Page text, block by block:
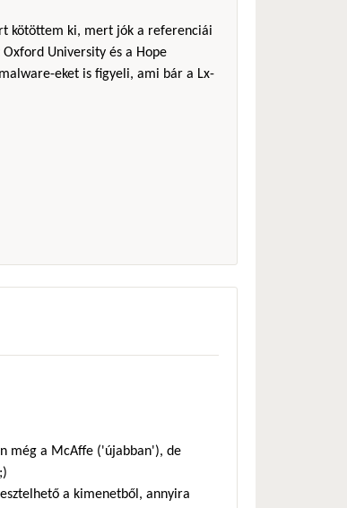
kötöttem ki, mert jók a referenciái
University és a Hope
eket is figyeli, ami bár a Lx-
még a McAffe ('újabban'), de
a kimenetből, annyira